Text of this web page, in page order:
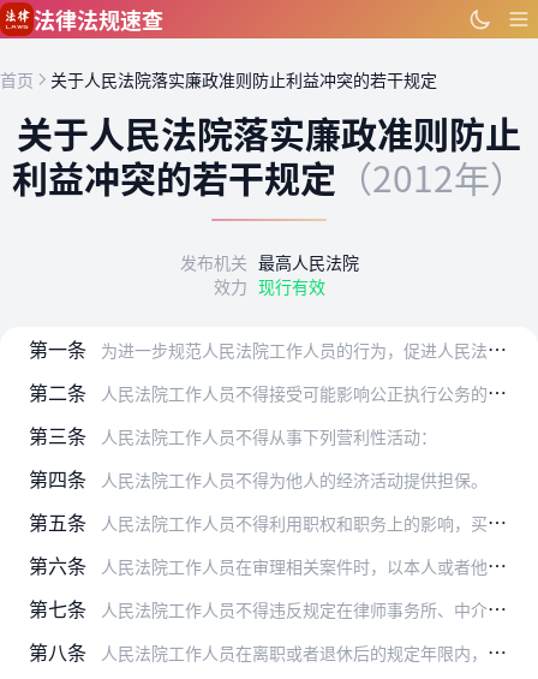
跳到主要内容
法律法规速查
首页 关于人民法院落实廉政准则防止利益冲突的若干规定
关于人民法院落实廉政准则防止
利益冲突的若干规定 （2012年）
发布机关 最高人民法院
效力 现行有效
第一条 为进一步规范人民法院工作人员的行为，促进人民法院工作人员公正廉洁执法，根据《中华人民共和国法官法》，并参照《中国共产党党员领导干部廉洁从政若干准则》，制定本规定…
第二条 人民法院工作人员不得接受可能影响公正执行公务的礼金、礼品、宴请以及旅游、健身、娱乐等活动安排。
第三条 人民法院工作人员不得从事下列营利性活动：
第四条 人民法院工作人员不得为他人的经济活动提供担保。
第五条 人民法院工作人员不得利用职权和职务上的影响，买卖股票或者认股权证；不得利用在办案工作中获取的内幕信息，直接或者间接买卖股票和证券投资基金，或者向他人提出买卖股票…
第六条 人民法院工作人员在审理相关案件时，以本人或者他人名义持有与所审理案件相关的上市公司股票的，应主动申请回避。
第七条 人民法院工作人员不得违反规定在律师事务所、中介机构及其他经济实体、社会团体中兼职，不得违反规定从事为案件当事人或者其他市场主体提供信息、介绍业务、开展咨询等有偿…
第八条 人民法院工作人员在离职或者退休后的规定年限内，不得具有下列行为：